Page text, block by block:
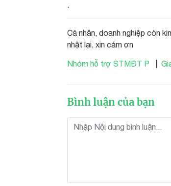
.
Cá nhân, doanh nghiệp còn
nhật lại, xin cám ơn
Nhóm hỗ trợ STMĐT P
Bình luận của bạn